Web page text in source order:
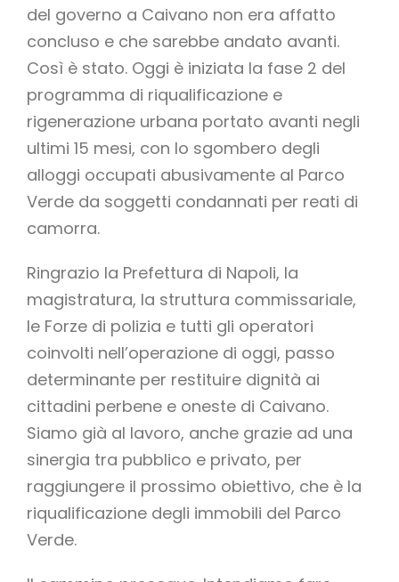
del governo a Caivano non era affatto
concluso e che sarebbe andato avanti.
Così è stato. Oggi è iniziata la fase 2 del
programma di riqualificazione e
rigenerazione urbana portato avanti negli
ultimi 15 mesi, con lo sgombero degli
alloggi occupati abusivamente al Parco
Verde da soggetti condannati per reati di
camorra.
Ringrazio la Prefettura di Napoli, la
magistratura, la struttura commissariale,
le Forze di polizia e tutti gli operatori
coinvolti nell’operazione di oggi, passo
determinante per restituire dignità ai
cittadini perbene e oneste di Caivano.
Siamo già al lavoro, anche grazie ad una
sinergia tra pubblico e privato, per
raggiungere il prossimo obiettivo, che è la
riqualificazione degli immobili del Parco
Verde.